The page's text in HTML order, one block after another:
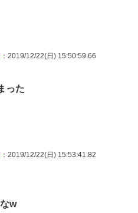
：2019/12/22(日) 15:50:59.66
った
：2019/12/22(日) 15:53:41.82
w